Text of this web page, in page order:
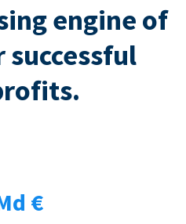
engine of
successful
€